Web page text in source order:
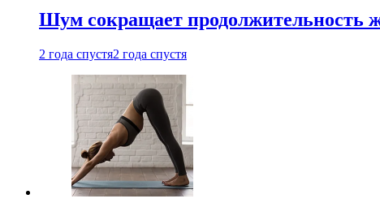
Шум сокращает продолжительность
2 года спустя2 года спустя